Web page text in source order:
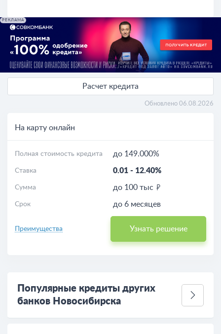
РЕКЛАМА
Расчет кредита
Обновлено 06.08.2026
На карту онлайн
Полная стоимость кредита до 149.000%
Ставка 0.01 - 12.40%
Сумма до 100 тыс
Срок до 6 месяцев
Преимущества Узнать решение
Популярные кредиты других
банков Новосибирска